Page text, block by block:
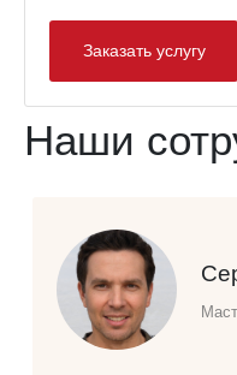
Заказать услугу
Наши